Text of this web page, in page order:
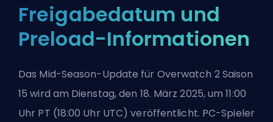
Freigabedatum und
Preload-Informationen
Das Mid-Season-Update für Overwatch 2 Saison
15 wird am Dienstag, den 18. März 2025, um 11:00
Uhr PT (18:00 Uhr UTC) veröffentlicht. PC-Spieler